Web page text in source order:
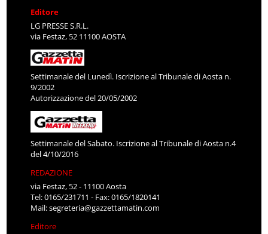
Editore
LG PRESSE S.R.L.
via Festaz, 52 11100 AOSTA
Settimanale del Lunedì. Iscrizione al Tribunale di Aosta n.
9/2002
Autorizzazione del 20/05/2002
Settimanale del Sabato. Iscrizione al Tribunale di Aosta n.4
del 4/10/2016
REDAZIONE
via Festaz, 52 - 11100 Aosta
Tel: 0165/231711 - Fax: 0165/1820141
Mail:segreteria@gazzettamatin.com
Editore